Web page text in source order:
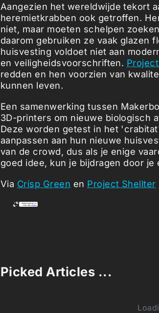
Aangezien het wereldwijde tekort
heremietkrabben ook getroffen.
niet, maar moeten schelpen
daarom gebruiken ze vaak glazen
huisvesting voldoet niet aan
en veiligheidsvoorschriften.
redden en hen voorzien van
kunnen leven.
Een samenwerking tussen
3D-printers om nieuwe biologisch
Deze worden getest in het
aanpassen aan hun nieuwe
van de crowd, dus als je enige
goed idee, kun je bijdragen door
Via Crisp Green en Project Shellter
Picked Articles ...